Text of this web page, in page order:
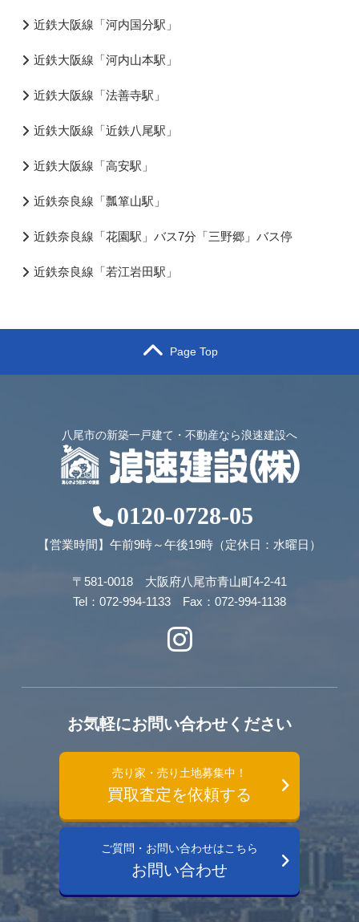
近鉄大阪線「河内国分駅」
近鉄大阪線「河内山本駅」
近鉄大阪線「法善寺駅」
近鉄大阪線「近鉄八尾駅」
近鉄大阪線「高安駅」
近鉄奈良線「瓢箪山駅」
近鉄奈良線「花園駅」バス7分「三野郷」バス停
近鉄奈良線「若江岩田駅」
Page Top
八尾市の新築一戸建て・不動産なら浪速建設へ
0120-0728-05
【営業時間】午前9時～午後19時（定休日：水曜日）
〒581-0018 大阪府八尾市青山町4-2-41
Tel：072-994-1133 Fax：072-994-1138
お気軽にお問い合わせください
売り家・売り土地募集中！
買取査定を依頼する
ご質問・お問い合わせはこちら
お問い合わせ